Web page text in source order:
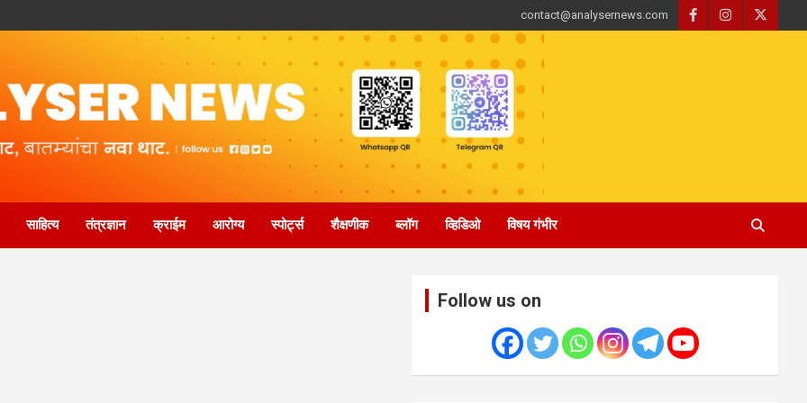
contact@analysernews.com
साहित्य तंत्रज्ञान क्राईम आरोग्य स्पोर्ट्स शैक्षणीक ब्लॉग व्हिडिओ विषय गंभीर
Follow us on